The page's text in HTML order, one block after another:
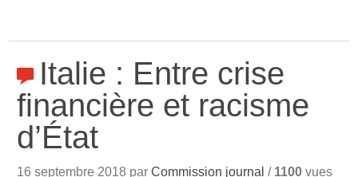
Italie : Entre crise
financière et racisme
d’État
16 septembre 2018 parCommission journal / 1100 vues